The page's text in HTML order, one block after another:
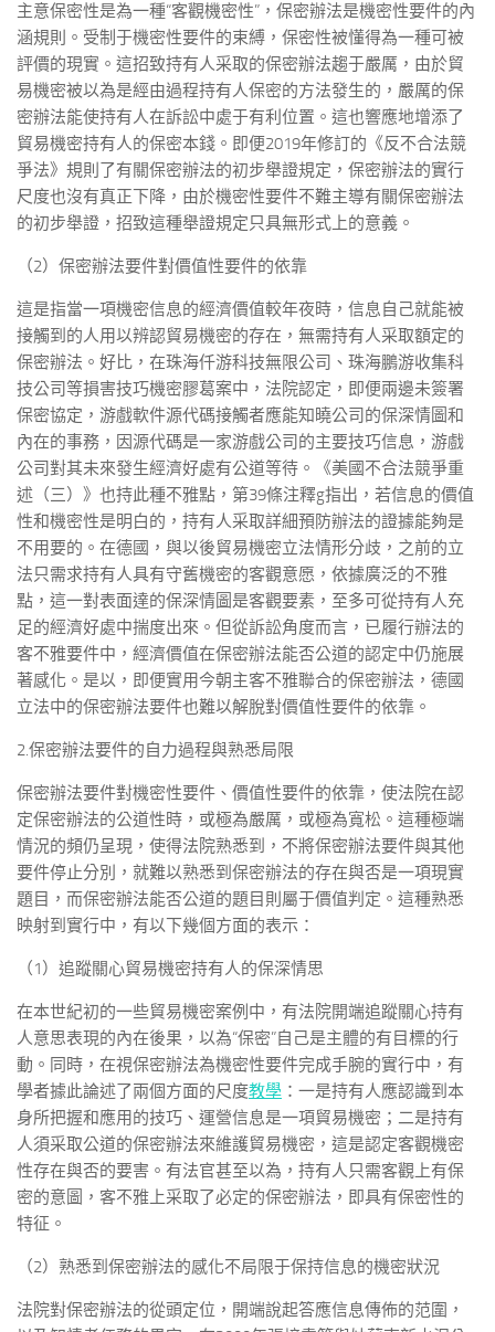
主意保密性是為一種“客觀機密性”，保密辦法是機密性要件的內
涵規則。受制于機密性要件的束縛，保密性被懂得為一種可被
評價的現實。這招致持有人采取的保密辦法趨于嚴厲，由於貿
易機密被以為是經由過程持有人保密的方法發生的，嚴厲的保
密辦法能使持有人在訴訟中處于有利位置。這也響應地增添了
貿易機密持有人的保密本錢。即便2019年修訂的《反不合法競
爭法》規則了有關保密辦法的初步舉證規定，保密辦法的實行
尺度也沒有真正下降，由於機密性要件不難主導有關保密辦法
的初步舉證，招致這種舉證規定只具無形式上的意義。
（2）保密辦法要件對價值性要件的依靠
這是指當一項機密信息的經濟價值較年夜時，信息自己就能被
接觸到的人用以辨認貿易機密的存在，無需持有人采取額定的
保密辦法。好比，在珠海仟游科技無限公司、珠海鵬游收集科
技公司等損害技巧機密膠葛案中，法院認定，即便兩邊未簽署
保密協定，游戲軟件源代碼接觸者應能知曉公司的保深情圖和
內在的事務，因源代碼是一家游戲公司的主要技巧信息，游戲
公司對其未來發生經濟好處有公道等待。《美國不合法競爭重
述（三）》也持此種不雅點，第39條注釋g指出，若信息的價值
性和機密性是明白的，持有人采取詳細預防辦法的證據能夠是
不用要的。在德國，與以後貿易機密立法情形分歧，之前的立
法只需求持有人具有守舊機密的客觀意愿，依據廣泛的不雅
點，這一對表面達的保深情圖是客觀要素，至多可從持有人充
足的經濟好處中揣度出來。但從訴訟角度而言，已履行辦法的
客不雅要件中，經濟價值在保密辦法能否公道的認定中仍施展
著感化。是以，即便實用今朝主客不雅聯合的保密辦法，德國
立法中的保密辦法要件也難以解脫對價值性要件的依靠。
2.保密辦法要件的自力過程與熟悉局限
保密辦法要件對機密性要件、價值性要件的依靠，使法院在認
定保密辦法的公道性時，或極為嚴厲，或極為寬松。這種極端
情況的頻仍呈現，使得法院熟悉到，不將保密辦法要件與其他
要件停止分別，就難以熟悉到保密辦法的存在與否是一項現實
題目，而保密辦法能否公道的題目則屬于價值判定。這種熟悉
映射到實行中，有以下幾個方面的表示：
（1）追蹤關心貿易機密持有人的保深情思
在本世紀初的一些貿易機密案例中，有法院開端追蹤關心持有
人意思表現的內在後果，以為“保密”自己是主體的有目標的行
動。同時，在視保密辦法為機密性要件完成手腕的實行中，有
學者據此論述了兩個方面的尺度教學 ：一是持有人應認識到本
身所把握和應用的技巧、運營信息是一項貿易機密；二是持有
人須采取公道的保密辦法來維護貿易機密，這是認定客觀機密
性存在與否的要害。有法官甚至以為，持有人只需客觀上有保
密的意圖，客不雅上采取了必定的保密辦法，即具有保密性的
特征。
（2）熟悉到保密辦法的感化不局限于保持信息的機密狀況
法院對保密辦法的從頭定位，開端說起答應信息傳佈的范圍，